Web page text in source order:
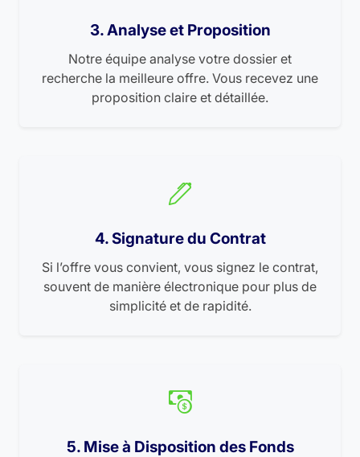
3. Analyse et Proposition
Notre équipe analyse votre dossier et
recherche la meilleure offre. Vous recevez une
proposition claire et détaillée.
4. Signature du Contrat
Si l’offre vous convient, vous signez le contrat,
souvent de manière électronique pour plus de
simplicité et de rapidité.
5. Mise à Disposition des Fonds